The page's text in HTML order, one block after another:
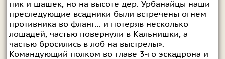
пик и шашек, но на высоте дер. Урбанайцы наши
преследующие всадники были встречены огнем
противника во фланг… и потеряв несколько
лошадей, частью повернули в Кальнишки, а
частью бросились в лоб на выстрелы».
Командующий полком во главе 3-го эскадрона и